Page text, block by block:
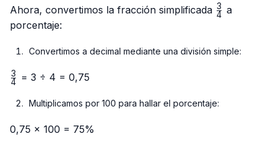
{12 ÷
3}
Ahora, convertimos la fracción simplificada \frac{3}
4
3 a
porcentaje:
Convertimos a decimal mediante una división simple:
\frac{3}
4
3 = 3 ÷ 4 = 0,75
Multiplicamos por 100 para hallar el porcentaje:
0,75 × 100 = 75%